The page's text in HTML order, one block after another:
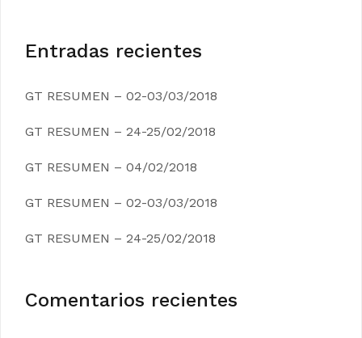
Entradas recientes
GT RESUMEN – 02-03/03/2018
GT RESUMEN – 24-25/02/2018
GT RESUMEN – 04/02/2018
GT RESUMEN – 02-03/03/2018
GT RESUMEN – 24-25/02/2018
Comentarios recientes